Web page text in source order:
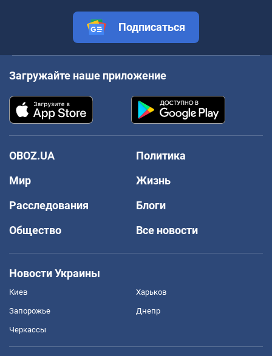
Подписаться
Загружайте наше приложение
OBOZ.UA
Политика
Мир
Жизнь
Расследования
Блоги
Общество
Все новости
Новости Украины
Киев Харьков
Запорожье Днепр
Черкассы